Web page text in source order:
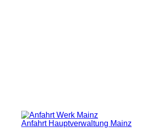
Anfahrt Hauptverwaltung Mainz